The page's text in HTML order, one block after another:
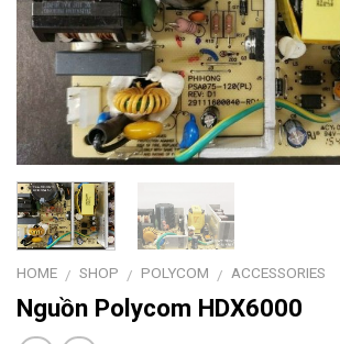
HOME / SHOP / POLYCOM / ACCESSORIES
Nguồn Polycom HDX6000